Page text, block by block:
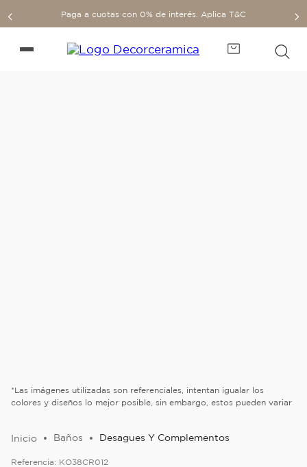
Paga a cuotas con 0% de interés. Aplica T&C
*Las imágenes utilizadas son referenciales, intentan igualar los
colores y diseños lo mejor posible, sin embargo, estos pueden variar
Baños Desagues Y Complementos
Referencia: KO38CR012